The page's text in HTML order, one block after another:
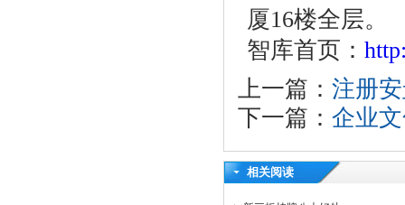
厦16楼全层。
智库首页：
上一篇： 注册
下一篇： 企业
相关阅读